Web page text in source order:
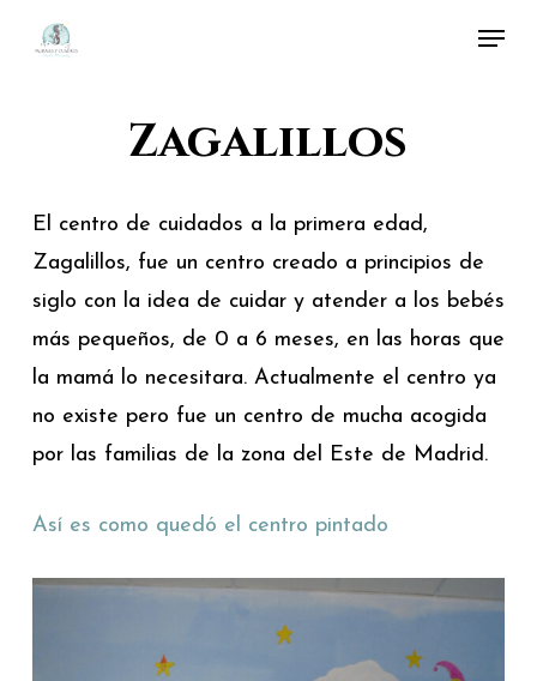
Menu
Zagalillos
El centro de cuidados a la primera edad,
Zagalillos, fue un centro creado a principios de
siglo con la idea de cuidar y atender a los bebés
más pequeños, de 0 a 6 meses, en las horas que
la mamá lo necesitara. Actualmente el centro ya
no existe pero fue un centro de mucha acogida
por las familias de la zona del Este de Madrid.
Así es como quedó el centro pintado